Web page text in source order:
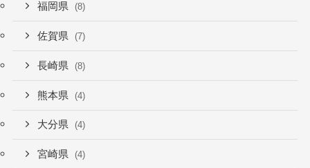
福岡県 (8)
佐賀県 (7)
長崎県 (8)
熊本県 (4)
大分県 (4)
宮崎県 (4)